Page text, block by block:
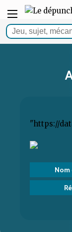
"https://
Nom